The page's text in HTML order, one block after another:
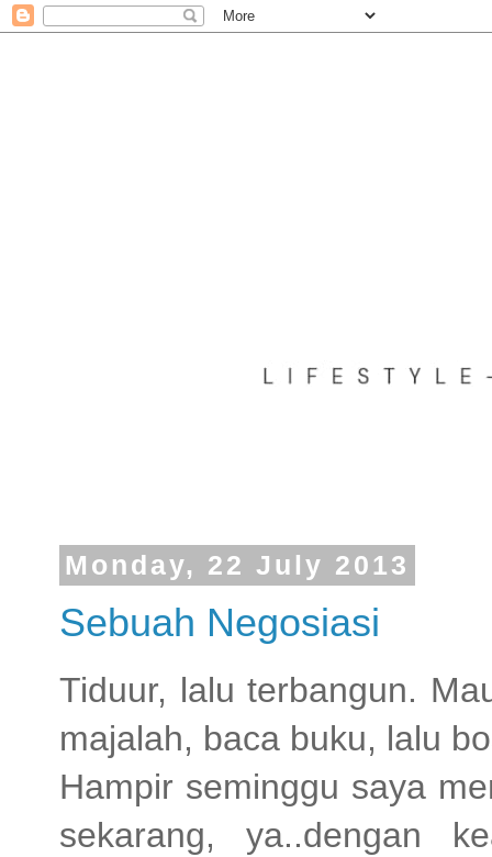
Monday, 22 July 2013
Sebuah Negosiasi
Tiduur, lalu terbangun.
majalah, baca buku, lalu
Hampir seminggu saya
sekarang, ya..dengan